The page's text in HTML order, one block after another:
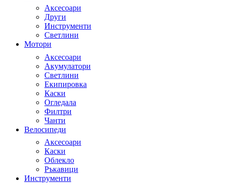
Аксесоари
Други
Инструменти
Светлини
Мотори
Аксесоари
Акумулатори
Светлини
Екипировка
Каски
Огледала
Филтри
Чанти
Велосипеди
Аксесоари
Каски
Облекло
Ръкавици
Инструменти